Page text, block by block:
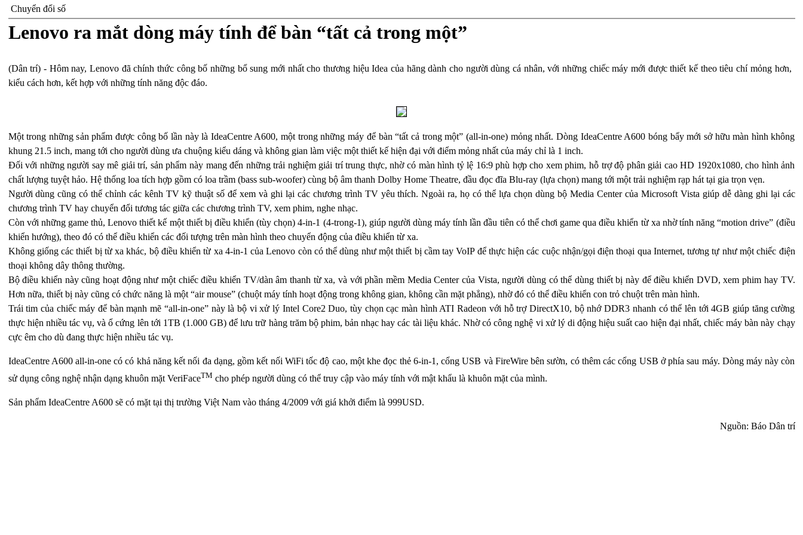
Chuyển đổi số
Lenovo ra mắt dòng máy tính để bàn “tất cả trong một”
(Dân trí) - Hôm nay, Lenovo đã chính thức công bố những bổ sung mới nhất cho thương hiệu Idea của hãng dành cho người dùng cá nhân, với những chiếc máy mới được thiết kế theo tiêu chí mỏng hơn,
kiểu cách hơn, kết hợp với những tính năng độc đáo.
Một trong những sản phẩm được công bố lần này là IdeaCentre A600, một trong những máy để bàn “tất cả trong một” (all-in-one) mỏng nhất. Dòng IdeaCentre A600 bóng bẩy mới sở hữu màn hình không
khung 21.5 inch, mang tới cho người dùng ưa chuộng kiểu dáng và không gian làm việc một thiết kế hiện đại với điểm mỏng nhất của máy chỉ là 1 inch.
Đối với những người say mê giải trí, sản phẩm này mang đến những trải nghiệm giải trí trung thực, nhờ có màn hình tỷ lệ 16:9 phù hợp cho xem phim, hỗ trợ độ phân giải cao HD 1920x1080, cho hình ảnh
chất lượng tuyệt hảo. Hệ thống loa tích hợp gồm có loa trầm (bass sub-woofer) cùng bộ âm thanh Dolby Home Theatre, đầu đọc đĩa Blu-ray (lựa chọn) mang tới một trải nghiệm rạp hát tại gia trọn vẹn.
Người dùng cũng có thể chỉnh các kênh TV kỹ thuật số để xem và ghi lại các chương trình TV yêu thích. Ngoài ra, họ có thể lựa chọn dùng bộ Media Center của Microsoft Vista giúp dễ dàng ghi lại các
chương trình TV hay chuyển đổi tương tác giữa các chương trình TV, xem phim, nghe nhạc.
Còn với những game thủ, Lenovo thiết kế một thiết bị điều khiển (tùy chọn) 4-in-1 (4-trong-1), giúp người dùng máy tính lần đầu tiên có thể chơi game qua điều khiển từ xa nhờ tính năng “motion drive” (điều
khiển hướng), theo đó có thể điều khiển các đối tượng trên màn hình theo chuyển động của điều khiển từ xa.
Không giống các thiết bị từ xa khác, bộ điều khiển từ xa 4-in-1 của Lenovo còn có thể dùng như một thiết bị cầm tay VoIP để thực hiện các cuộc nhận/gọi điện thoại qua Internet, tương tự như một chiếc điện
thoại không dây thông thường.
Bộ điều khiển này cũng hoạt động như một chiếc điều khiển TV/dàn âm thanh từ xa, và với phần mềm Media Center của Vista, người dùng có thể dùng thiết bị này để điều khiển DVD, xem phim hay TV.
Hơn nữa, thiết bị này cũng có chức năng là một “air mouse” (chuột máy tính hoạt động trong không gian, không cần mặt phẳng), nhờ đó có thể điều khiển con trỏ chuột trên màn hình.
Trái tim của chiếc máy để bàn mạnh mẽ “all-in-one” này là bộ vi xử lý Intel Core2 Duo, tùy chọn cạc màn hình ATI Radeon với hỗ trợ DirectX10, bộ nhớ DDR3 nhanh có thể lên tới 4GB giúp tăng cường
thực hiện nhiều tác vụ, và ổ cứng lên tới 1TB (1.000 GB) để lưu trữ hàng trăm bộ phim, bản nhạc hay các tài liệu khác. Nhờ có công nghệ vi xử lý di động hiệu suất cao hiện đại nhất, chiếc máy bàn này chạy
cực êm cho dù đang thực hiện nhiều tác vụ.
IdeaCentre A600 all-in-one có có khả năng kết nối đa dạng, gồm kết nối WiFi tốc độ cao, một khe đọc thẻ 6-in-1, cổng USB và FireWire bên sườn, có thêm các cổng USB ở phía sau máy. Dòng máy này còn
sử dụng công nghệ nhận dạng khuôn mặt VeriFaceTM cho phép người dùng có thể truy cập vào máy tính với mật khẩu là khuôn mặt của mình.
Sản phẩm IdeaCentre A600 sẽ có mặt tại thị trường Việt Nam vào tháng 4/2009 với giá khởi điểm là 999USD.
Nguồn: Báo Dân trí